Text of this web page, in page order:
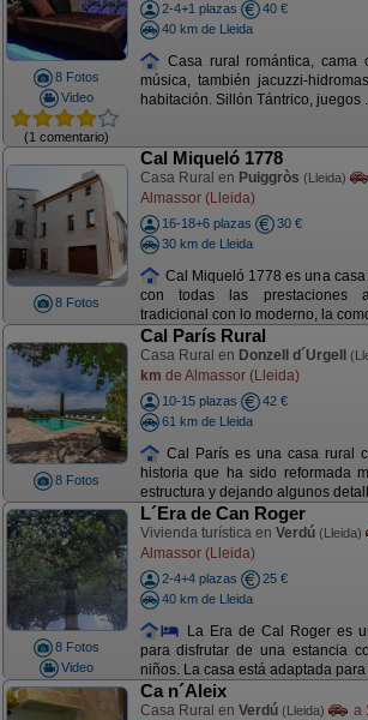
8 Fotos
Video
(1 comentario)
2-4+1 plazas
40 €
40 km de Lleida
Casa rural romántica, cama
música, también jacuzzi-
habitación. Sillón Tántrico, juegos
8 Fotos
Cal Miqueló 1778
Casa Rural en Puiggròs (Lleida)
Almassor (Lleida)
16-18+6 plazas
30 €
30 km de Lleida
Cal Miqueló 1778 es una
con todas las prestaciones
tradicional con lo moderno, la
8 Fotos
Cal París Rural
Casa Rural en Donzell d´Urgell
km de Almassor (Lleida)
10-15 plazas
42 €
61 km de Lleida
Cal París es una casa rural
historia que ha sido reformada
estructura y dejando algunos
8 Fotos
Video
L´Era de Can Roger
Vivienda turística en Verdú (Lleida)
Almassor (Lleida)
2-4+4 plazas
25 €
40 km de Lleida
La Era de Cal Roger es
para disfrutar de una estancia
niños. La casa está adaptada para
Ca n´Aleix
Casa Rural en Verdú (Lleida) a